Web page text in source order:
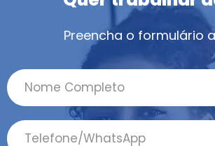
Preencha o formulário